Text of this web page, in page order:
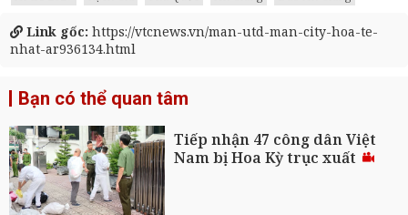
Link gốc: https://vtcnews.vn/man-utd-man-city-hoa-te-
nhat-ar936134.html
Bạn có thể quan tâm
Tiếp nhận 47 công dân Việt
Nam bị Hoa Kỳ trục xuất